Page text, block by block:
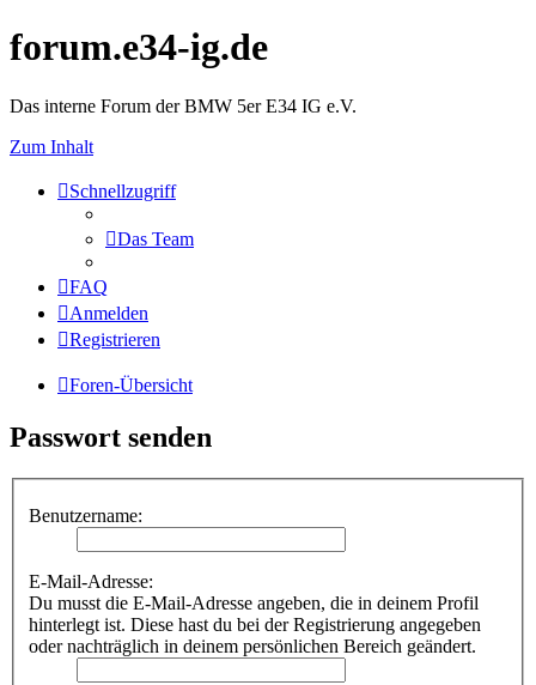
forum.e34-ig.de
Das interne Forum der BMW 5er E34 IG e.V.
Zum Inhalt
Schnellzugriff
Das Team
FAQ
Anmelden
Registrieren
Foren-Übersicht
Passwort senden
Benutzername:
E-Mail-Adresse:
Du musst die E-Mail-Adresse angeben, die in deinem Profil
hinterlegt ist. Diese hast du bei der Registrierung angegeben
oder nachträglich in deinem persönlichen Bereich geändert.